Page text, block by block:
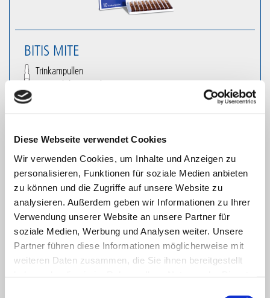
Diese Webseite verwendet Cookies
Wir verwenden Cookies, um Inhalte und Anzeigen zu
personalisieren, Funktionen für soziale Medien anbieten
zu können und die Zugriffe auf unsere Website zu
analysieren. Außerdem geben wir Informationen zu Ihrer
Verwendung unserer Website an unsere Partner für
soziale Medien, Werbung und Analysen weiter. Unsere
Partner führen diese Informationen möglicherweise mit
weiteren Daten zusammen, die Sie ihnen bereitgestellt
BITIS MITE
Trinkampullen
10 Stück|50 Stück
ab 12,36 €
inklusive 9% MwSt.
BUTHUS
Trinkampullen
10 Stück|50 Stück
ab 13,28 €
inklusive 9% MwSt.